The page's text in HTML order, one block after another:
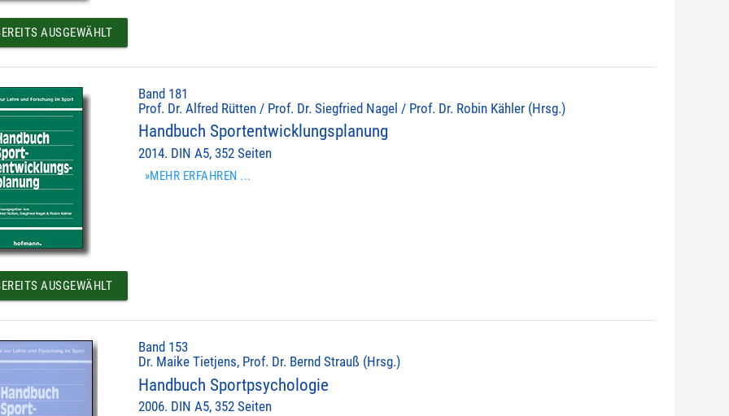
AUSGEWÄHLT
Band 181
Prof. Dr. Alfred Rütten / Prof. Dr. Siegfried Nagel / Prof. Dr. Robin Kähler (Hrsg.)
Handbuch Sportentwicklungsplanung
2014. DIN A5, 352 Seiten
»MEHR ERFAHREN ...
AUSGEWÄHLT
Band 153
Dr. Maike Tietjens, Prof. Dr. Bernd Strauß (Hrsg.)
Handbuch Sportpsychologie
2006. DIN A5, 352 Seiten